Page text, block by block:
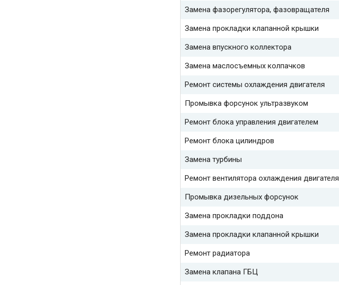
Замена фазорегулятора, фазовращателя
Замена прокладки клапанной крышки
Замена впускного коллектора
Замена маслосъемных колпачков
Ремонт системы охлаждения двигателя
Промывка форсунок ультразвуком
Ремонт блока управления двигателем
Ремонт блока цилиндров
Замена турбины
Ремонт вентилятора охлаждения двигателя
Промывка дизельных форсунок
Замена прокладки поддона
Замена прокладки клапанной крышки
Ремонт радиатора
Замена клапана ГБЦ